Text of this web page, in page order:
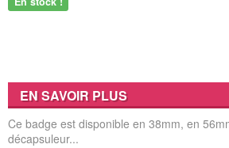
EN SAVOIR PLUS
Ce badge est disponible en 38mm, en
décapsuleur...